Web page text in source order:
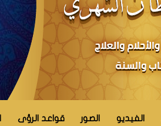
الفيديو الصور قواعد الرؤى